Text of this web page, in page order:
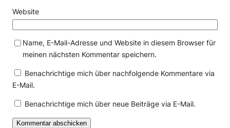
Website
Name, E-Mail-Adresse und Website in diesem Browser für
meinen nächsten Kommentar speichern.
Benachrichtige mich über nachfolgende Kommentare via
E-Mail.
Benachrichtige mich über neue Beiträge via E-Mail.